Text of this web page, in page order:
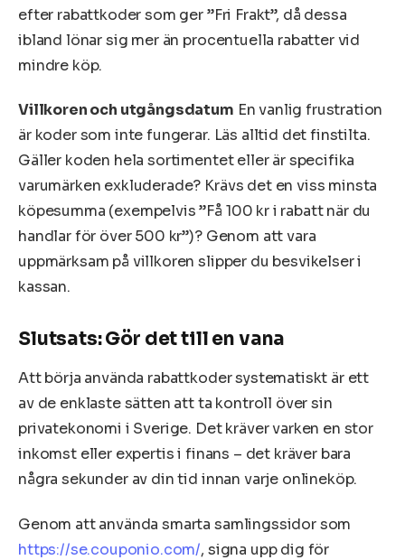
efter rabattkoder som ger ”Fri Frakt”, då dessa
ibland lönar sig mer än procentuella rabatter vid
mindre köp.
Villkoren och utgångsdatum En vanlig frustration
är koder som inte fungerar. Läs alltid det finstilta.
Gäller koden hela sortimentet eller är specifika
varumärken exkluderade? Krävs det en viss minsta
köpesumma (exempelvis ”Få 100 kr i rabatt när du
handlar för över 500 kr”)? Genom att vara
uppmärksam på villkoren slipper du besvikelser i
kassan.
Slutsats: Gör det till en vana
Att börja använda rabattkoder systematiskt är ett
av de enklaste sätten att ta kontroll över sin
privatekonomi i Sverige. Det kräver varken en stor
inkomst eller expertis i finans – det kräver bara
några sekunder av din tid innan varje onlineköp.
Genom att använda smarta samlingssidor som
https://se.couponio.com/, signa upp dig för